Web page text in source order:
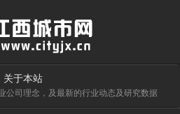
关于本站
公司理念，及最新的行业动态及研究数据